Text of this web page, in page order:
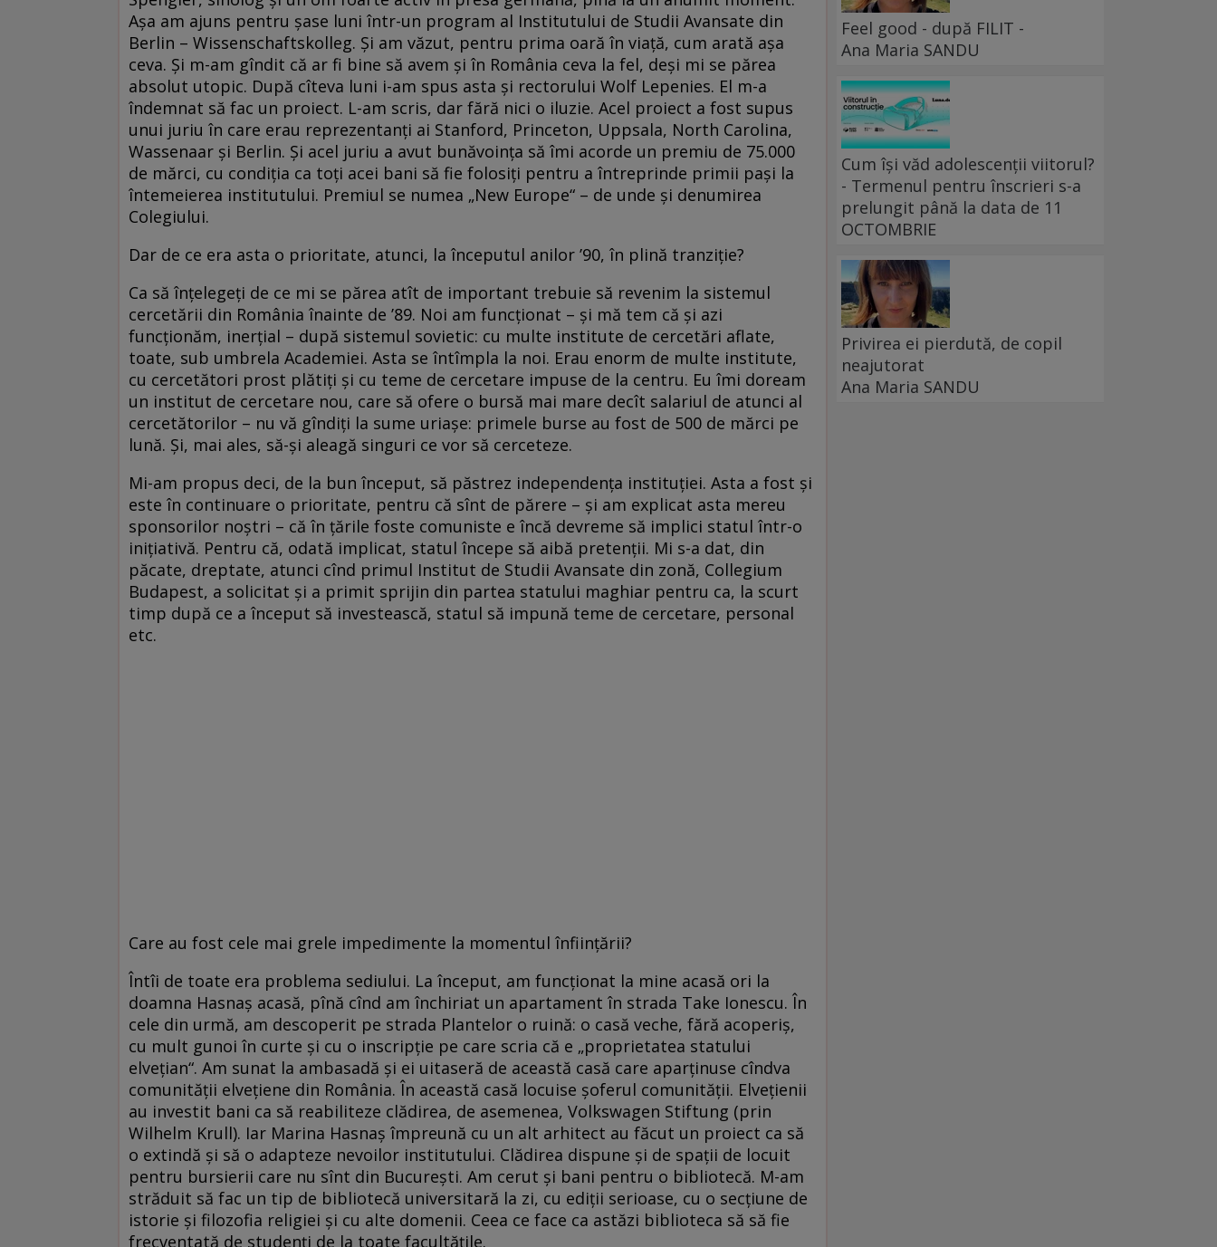
Așa am ajuns pentru șase luni într-un program al Institutului de Studii Avansate din
Berlin – Wissenschaftskolleg. Și am văzut, pentru prima oară în viață, cum arată așa
ceva. Și m-am gîndit că ar fi bine să avem și în România ceva la fel, deși mi se părea
absolut utopic. După cîteva luni i-am spus asta și rectorului Wolf Lepenies. El m-a
îndemnat să fac un proiect. L-am scris, dar fără nici o iluzie. Acel proiect a fost supus
unui juriu în care erau reprezentanți ai Stanford, Princeton, Uppsala, North Carolina,
Wassenaar și Berlin. Și acel juriu a avut bunăvoința să îmi acorde un premiu de 75.000
de mărci, cu condiția ca toți acei bani să fie folosiți pentru a întreprinde primii pași la
întemeierea institutului. Premiul se numea „New Europe“ – de unde și denumirea
Colegiului.
Dar de ce era asta o prioritate, atunci, la începutul anilor ’90, în plină tranziție?
Ca să înțelegeți de ce mi se părea atît de important trebuie să revenim la sistemul
cercetării din România înainte de ’89. Noi am funcționat – și mă tem că și azi
funcționăm, inerțial – după sistemul sovietic: cu multe institute de cercetări aflate,
toate, sub umbrela Academiei. Asta se întîmpla la noi. Erau enorm de multe institute,
cu cercetători prost plătiți și cu teme de cercetare impuse de la centru. Eu îmi doream
un institut de cercetare nou, care să ofere o bursă mai mare decît salariul de atunci al
cercetătorilor – nu vă gîndiți la sume uriașe: primele burse au fost de 500 de mărci pe
lună. Și, mai ales, să-și aleagă singuri ce vor să cerceteze.
Mi-am propus deci, de la bun început, să păstrez independența instituției. Asta a fost și
este în continuare o prioritate, pentru că sînt de părere – și am explicat asta mereu
sponsorilor noștri – că în țările foste comuniste e încă devreme să implici statul într-o
inițiativă. Pentru că, odată implicat, statul începe să aibă pretenții. Mi s-a dat, din
păcate, dreptate, atunci cînd primul Institut de Studii Avansate din zonă, Collegium
Budapest, a solicitat și a primit sprijin din partea statului maghiar pentru ca, la scurt
timp după ce a început să investească, statul să impună teme de cercetare, personal
etc.
Care au fost cele mai grele impedimente la momentul înființării?
Întîi de toate era problema sediului. La început, am funcționat la mine acasă ori la
doamna Hasnaș acasă, pînă cînd am închiriat un apartament în strada Take Ionescu. În
cele din urmă, am descoperit pe strada Plantelor o ruină: o casă veche, fără acoperiș,
cu mult gunoi în curte și cu o inscripție pe care scria că e „proprietatea statului
elvețian“. Am sunat la ambasadă și ei uitaseră de această casă care aparținuse cîndva
comunității elvețiene din România. În această casă locuise șoferul comunității. Elvețienii
au investit bani ca să reabiliteze clădirea, de asemenea, Volkswagen Stiftung (prin
Wilhelm Krull). Iar Marina Hasnaș împreună cu un alt arhitect au făcut un proiect ca să
o extindă și să o adapteze nevoilor institutului. Clădirea dispune și de spații de locuit
pentru bursierii care nu sînt din București. Am cerut și bani pentru o bibliotecă. M-am
străduit să fac un tip de bibliotecă universitară la zi, cu ediții serioase, cu o secțiune de
istorie și filozofia religiei și cu alte domenii. Ceea ce face ca astăzi biblioteca să să fie
frecventată de studenți de la toate facultățile.
Feel good - după FILIT -
Ana Maria SANDU
Cum își văd adolescenții viitorul?
- Termenul pentru înscrieri s-a
prelungit până la data de 11
OCTOMBRIE
Privirea ei pierdută, de copil
neajutorat
Ana Maria SANDU